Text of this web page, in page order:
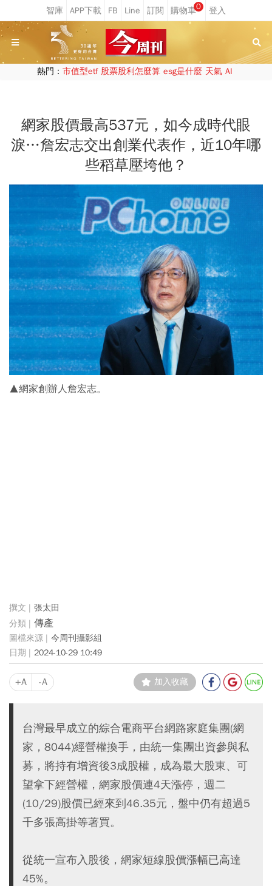
0
熱門： 市值型etf 股票股利怎麼算 esg是什麼 天氣 AI
網家股價最高537元，如今成時代眼
淚…詹宏志交出創業代表作，近10年哪
些稻草壓垮他？
▲網家創辦人詹宏志。
張太田
傳產
今周刊攝影組
2024-10-29 10:49
+A -A 加入收藏
台灣最早成立的綜合電商平台網路家庭集團(網
家，8044)經營權換手，由統一集團出資參與私
募，將持有增資後3成股權，成為最大股東、可
望拿下經營權，網家股價連4天漲停，週二
(10/29)股價已經來到46.35元，盤中仍有超過5
千多張高掛等著買。
從統一宣布入股後，網家短線股價漲幅已高達
45%。